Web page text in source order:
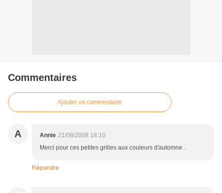
Commentaires
Ajouter un commentaire
A Annie 21/08/2008 18:10
Merci pour ces petites grilles aux couleurs d'automne .
Répondre